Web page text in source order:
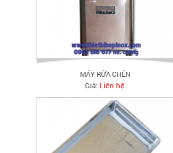
MÁY RỬA CHÉN
Giá: Liên hệ